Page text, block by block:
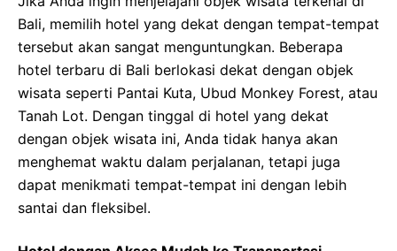
Bali, memilih hotel yang dekat dengan tempat-tempat
tersebut akan sangat menguntungkan. Beberapa
hotel terbaru di Bali berlokasi dekat dengan objek
wisata seperti Pantai Kuta, Ubud Monkey Forest, atau
Tanah Lot. Dengan tinggal di hotel yang dekat
dengan objek wisata ini, Anda tidak hanya akan
menghemat waktu dalam perjalanan, tetapi juga
dapat menikmati tempat-tempat ini dengan lebih
santai dan fleksibel.